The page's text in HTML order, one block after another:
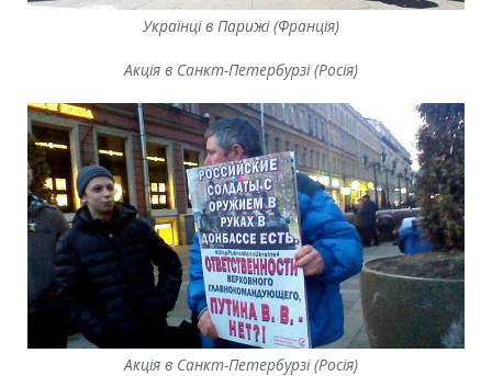
Українці в Парижі (Франція)
Акція в Санкт-Петербурзі (Росія)
Акція в Санкт-Петербурзі (Росія)